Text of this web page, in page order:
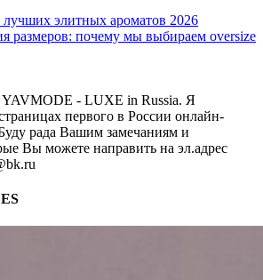
элитных ароматов 2026
размеров: почему мы выбираем oversize
YAVMODE - LUXE in Russia. Я
первого в России онлайн-
рада Вашим замечаниям и
Вы можете направить на эл.адрес